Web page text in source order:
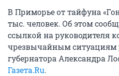
В Приморье от тайфуна
тыс. человек. Об этом
ссылкой на руководителя
чрезвычайным ситуациям
губернатора Александра
Газета.Ru.